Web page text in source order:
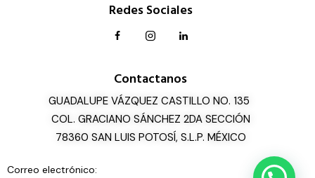
Redes Sociales
Contactanos
GUADALUPE VÁZQUEZ CASTILLO NO. 135
COL. GRACIANO SÁNCHEZ 2DA SECCIÓN
78360 SAN LUIS POTOSÍ, S.L.P. MÉXICO
Correo electrónico: